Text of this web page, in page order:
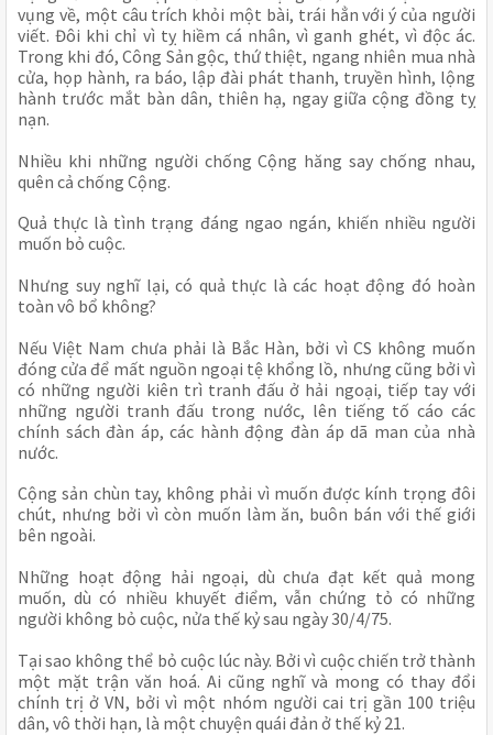
vụng về, một câu trích khỏi một bài, trái hẳn với ý của người
viết. Đôi khi chỉ vì tỵ hiềm cá nhân, vì ganh ghét, vì độc ác.
Trong khi đó, Công Sản gộc, thứ thiệt, ngang nhiên mua nhà
cửa, họp hành, ra báo, lập đài phát thanh, truyền hình, lộng
hành trước mắt bàn dân, thiên hạ, ngay giữa cộng đồng tỵ
nạn.
Nhiều khi những người chống Cộng hăng say chống nhau,
quên cả chống Cộng.
Quả thực là tình trạng đáng ngao ngán, khiến nhiều người
muốn bỏ cuộc.
Nhưng suy nghĩ lại, có quả thực là các hoạt động đó hoàn
toàn vô bổ không?
Nếu Việt Nam chưa phải là Bắc Hàn, bởi vì CS không muốn
đóng cửa để mất nguồn ngoại tệ khổng lồ, nhưng cũng bởi vì
có những người kiên trì tranh đấu ở hải ngoại, tiếp tay với
những người tranh đấu trong nước, lên tiếng tố cáo các
chính sách đàn áp, các hành động đàn áp dã man của nhà
nước.
Cộng sản chùn tay, không phải vì muốn được kính trọng đôi
chút, nhưng bởi vì còn muốn làm ăn, buôn bán với thế giới
bên ngoài.
Những hoạt động hải ngoại, dù chưa đạt kết quả mong
muốn, dù có nhiều khuyết điểm, vẫn chứng tỏ có những
người không bỏ cuộc, nửa thế kỷ sau ngày 30/4/75.
Tại sao không thể bỏ cuộc lúc này. Bởi vì cuộc chiến trở thành
một mặt trận văn hoá. Ai cũng nghĩ và mong có thay đổi
chính trị ở VN, bởi vì một nhóm người cai trị gần 100 triệu
dân, vô thời hạn, là một chuyện quái đản ở thế kỷ 21.